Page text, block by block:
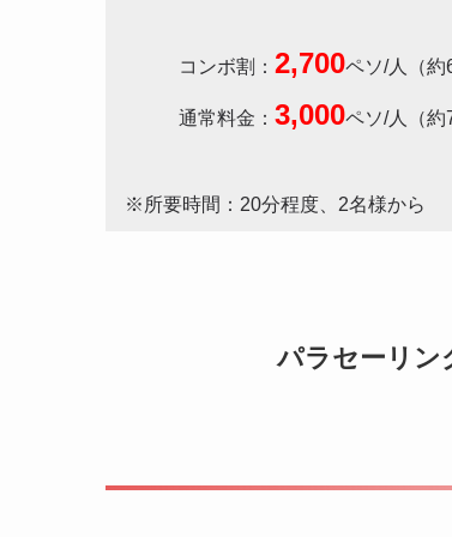
コンボ割： 2,700ペソ/人（約
通常料金： 3,000ペソ/人（約
※所要時間：20分程度、2名様から
パラセーリン